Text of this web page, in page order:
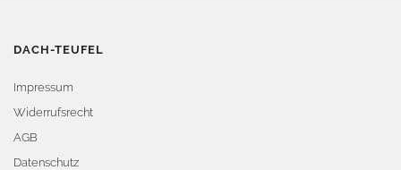
DACH-TEUFEL
Impressum
Widerrufsrecht
AGB
Datenschutz